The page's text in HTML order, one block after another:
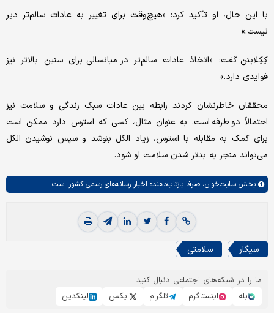
با این حال، او تأکید کرد: «هیچ‌وقت برای تغییر به عادات سالم‌تر دیر
نیست.»
کِکِلاینن گفت: «اتخاذ عادات سالم‌تر در میانسالی برای سنین بالاتر نیز
فوایدی دارد.»
محققان خاطرنشان کردند رابطه بین عادات سبک زندگی و سلامت نیز
احتمالاً دو طرفه است. به عنوان مثال، کسی که استرس دارد ممکن است
برای کمک به مقابله با استرس، زیاد الکل بنوشد و سپس نوشیدن الکل
می‌تواند منجر به بدتر شدن سلامت او شود.
بخش سایت‌خوان، صرفا بازتاب‌دهنده اخبار رسانه‌های رسمی کشور است.
سیگار سلامتی
ما را در شبکه‌های اجتماعی دنبال کنید
بله
اینستاگرم تلگرام ایکس لینکدین